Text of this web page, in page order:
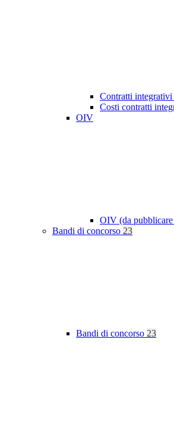
Contratti integrativi
Costi contratti
OIV
OIV (da
Bandi di concorso 23
Bandi di concorso 23